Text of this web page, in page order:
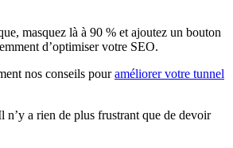
masquez là à 90 % et ajoutez un bouton
d’optimiser votre SEO.
nos conseils pouraméliorer votre tunnel
n’y a rien de plus frustrant que de devoir